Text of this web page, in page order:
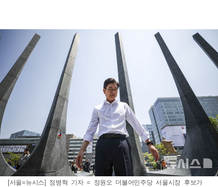
[서울=뉴시스] 정병혁 기자 = 정원오 더불어민주당 서울시장 후보가